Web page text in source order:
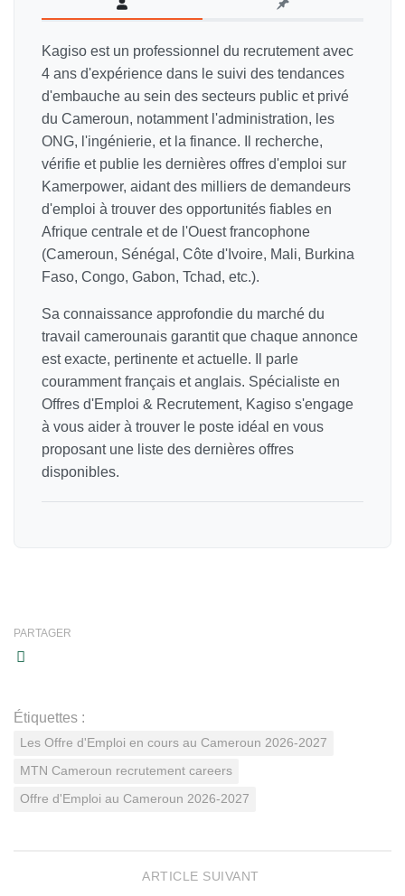
Kagiso est un professionnel du recrutement avec
4 ans d'expérience dans le suivi des tendances
d'embauche au sein des secteurs public et privé
du Cameroun, notamment l'administration, les
ONG, l'ingénierie, et la finance. Il recherche,
vérifie et publie les dernières offres d'emploi sur
Kamerpower, aidant des milliers de demandeurs
d'emploi à trouver des opportunités fiables en
Afrique centrale et de l'Ouest francophone
(Cameroun, Sénégal, Côte d'Ivoire, Mali, Burkina
Faso, Congo, Gabon, Tchad, etc.).
Sa connaissance approfondie du marché du
travail camerounais garantit que chaque annonce
est exacte, pertinente et actuelle. Il parle
couramment français et anglais. Spécialiste en
Offres d'Emploi & Recrutement, Kagiso s'engage
à vous aider à trouver le poste idéal en vous
proposant une liste des dernières offres
disponibles.
PARTAGER
Étiquettes :
Les Offre d'Emploi en cours au Cameroun 2026-2027
MTN Cameroun recrutement careers
Offre d'Emploi au Cameroun 2026-2027
ARTICLE SUIVANT